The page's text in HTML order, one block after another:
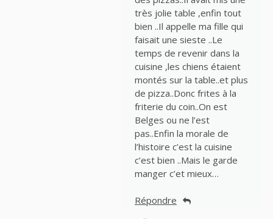
très jolie table ,enfin tout
bien ..Il appelle ma fille qui
faisait une sieste ..Le
temps de revenir dans la
cuisine ,les chiens étaient
montés sur la table..et plus
de pizza..Donc frites à la
friterie du coin..On est
Belges ou ne l’est
pas..Enfin la morale de
l’histoire c’est la cuisine
c’est bien ..Mais le garde
manger c’et mieux…
Répondre